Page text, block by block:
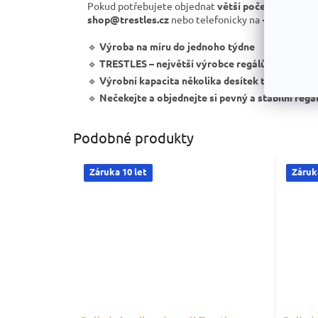
Pokud potřebujete objednat větší počet regálů
shop@trestles.cz nebo telefonicky na+420 603
🔹 Výroba na míru do jednoho týdne
🔹 TRESTLES – největší výrobce regálů v Evropě
🔹 Výrobní kapacita několika desítek tisíc regálů
🔹 Nečekejte a objednejte si pevný a stabilní
Podobné produkty
Záruka 10 let